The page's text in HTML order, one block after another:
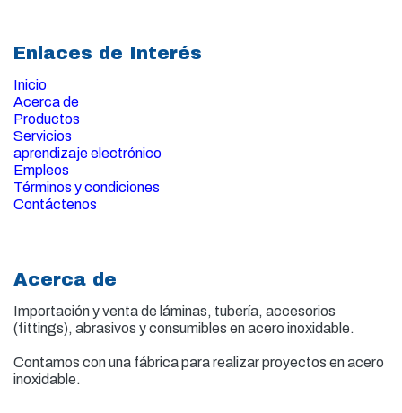
Enlaces de Interés
Inicio
Acerca de
Productos
Servicios
aprendizaje electrónico
Empleos
Términos y condiciones
Contáctenos
Acerca de
Importación y venta de láminas, tubería, accesorios
(fittings), abrasivos y consumibles en acero inoxidable.
Contamos con una fábrica para realizar proyectos en acero
inoxidable.